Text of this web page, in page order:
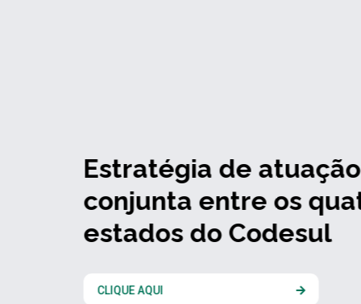
Estratégia de atuação
conjunta entre os quatro
estados do Codesul